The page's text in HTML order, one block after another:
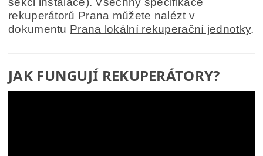
rekuperátorů Prana můžete nalézt v
dokumentu Prana lokální rekuperační jednotky.
JAK FUNGUJÍ REKUPERÁTORY?